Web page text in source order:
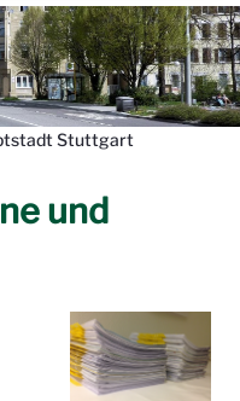
Stuttgart
und